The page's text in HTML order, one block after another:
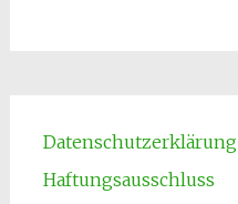
Datenschutzerklärung
Haftungsausschluss